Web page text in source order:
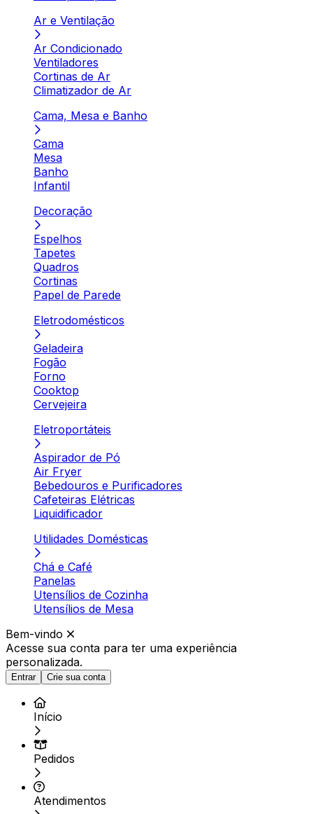
Ar e Ventilação
Ar Condicionado
Ventiladores
Cortinas de Ar
Climatizador de Ar
Cama, Mesa e Banho
Cama
Mesa
Banho
Infantil
Decoração
Espelhos
Tapetes
Quadros
Cortinas
Papel de Parede
Eletrodomésticos
Geladeira
Fogão
Forno
Cooktop
Cervejeira
Eletroportáteis
Aspirador de Pó
Air Fryer
Bebedouros e Purificadores
Cafeteiras Elétricas
Liquidificador
Utilidades Domésticas
Chá e Café
Panelas
Utensílios de Cozinha
Utensílios de Mesa
Bem-vindo
Acesse sua conta para ter uma experiência
personalizada.
Entrar Crie sua conta
Início
Pedidos
Atendimentos